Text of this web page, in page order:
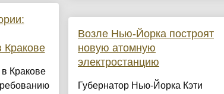
Кракове
в Кракове
Возле Нью-Йорка построят
новую атомную
электростанцию
Губернатор Нью-Йорка Кэти